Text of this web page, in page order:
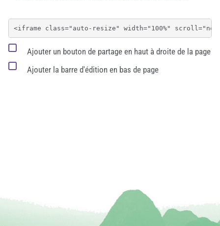
Ajouter un bouton de partage en haut à droite de la page
Ajouter la barre d'édition en bas de page